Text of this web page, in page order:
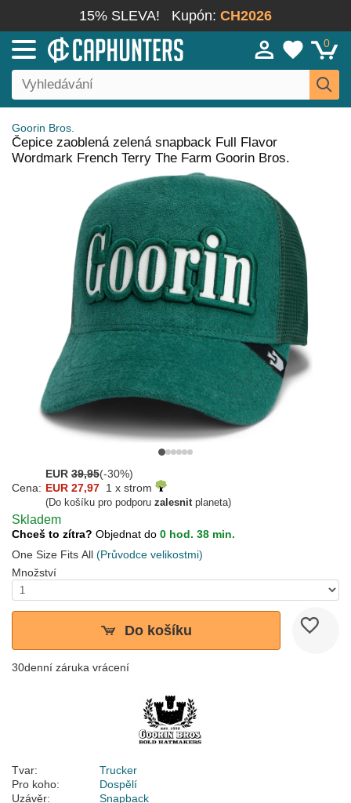
15% SLEVA! Kupón: CH2026
0
Goorin Bros.
Čepice zaoblená zelená snapback Full Flavor
Wordmark French Terry The Farm Goorin Bros.
EUR 39,95(-30%)
Cena: EUR 27,97 1 x strom
(Do košíku pro podporu zalesnitplaneta)
Skladem
Chceš to zítra? Objednat do 0 hod. 38 min.
One Size Fits All (Průvodce velikostmi)
Množství
Do košíku
30denní záruka vrácení
Tvar:
Trucker
Pro koho:
Dospělí
Uzávěr:
Snapback